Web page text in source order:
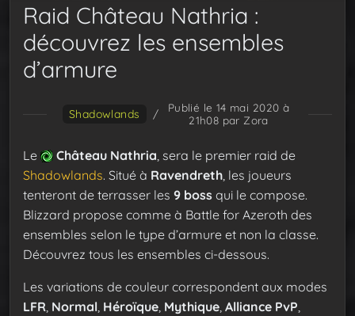
Raid Château Nathria :
découvrez les ensembles
d’armure
Shadowlands /
Publié le 14 mai 2020 à
21h08 par Zora
Le Château Nathria, sera le premier raid de
Shadowlands. Situé à Ravendreth, les joueurs
tenteront de terrasser les 9 boss qui le compose.
Blizzard propose comme à Battle for Azeroth des
ensembles selon le type d’armure et non la classe.
Découvrez tous les ensembles ci-dessous.
Les variations de couleur correspondent aux modes
LFR, Normal, Héroïque, Mythique, Alliance PvP,